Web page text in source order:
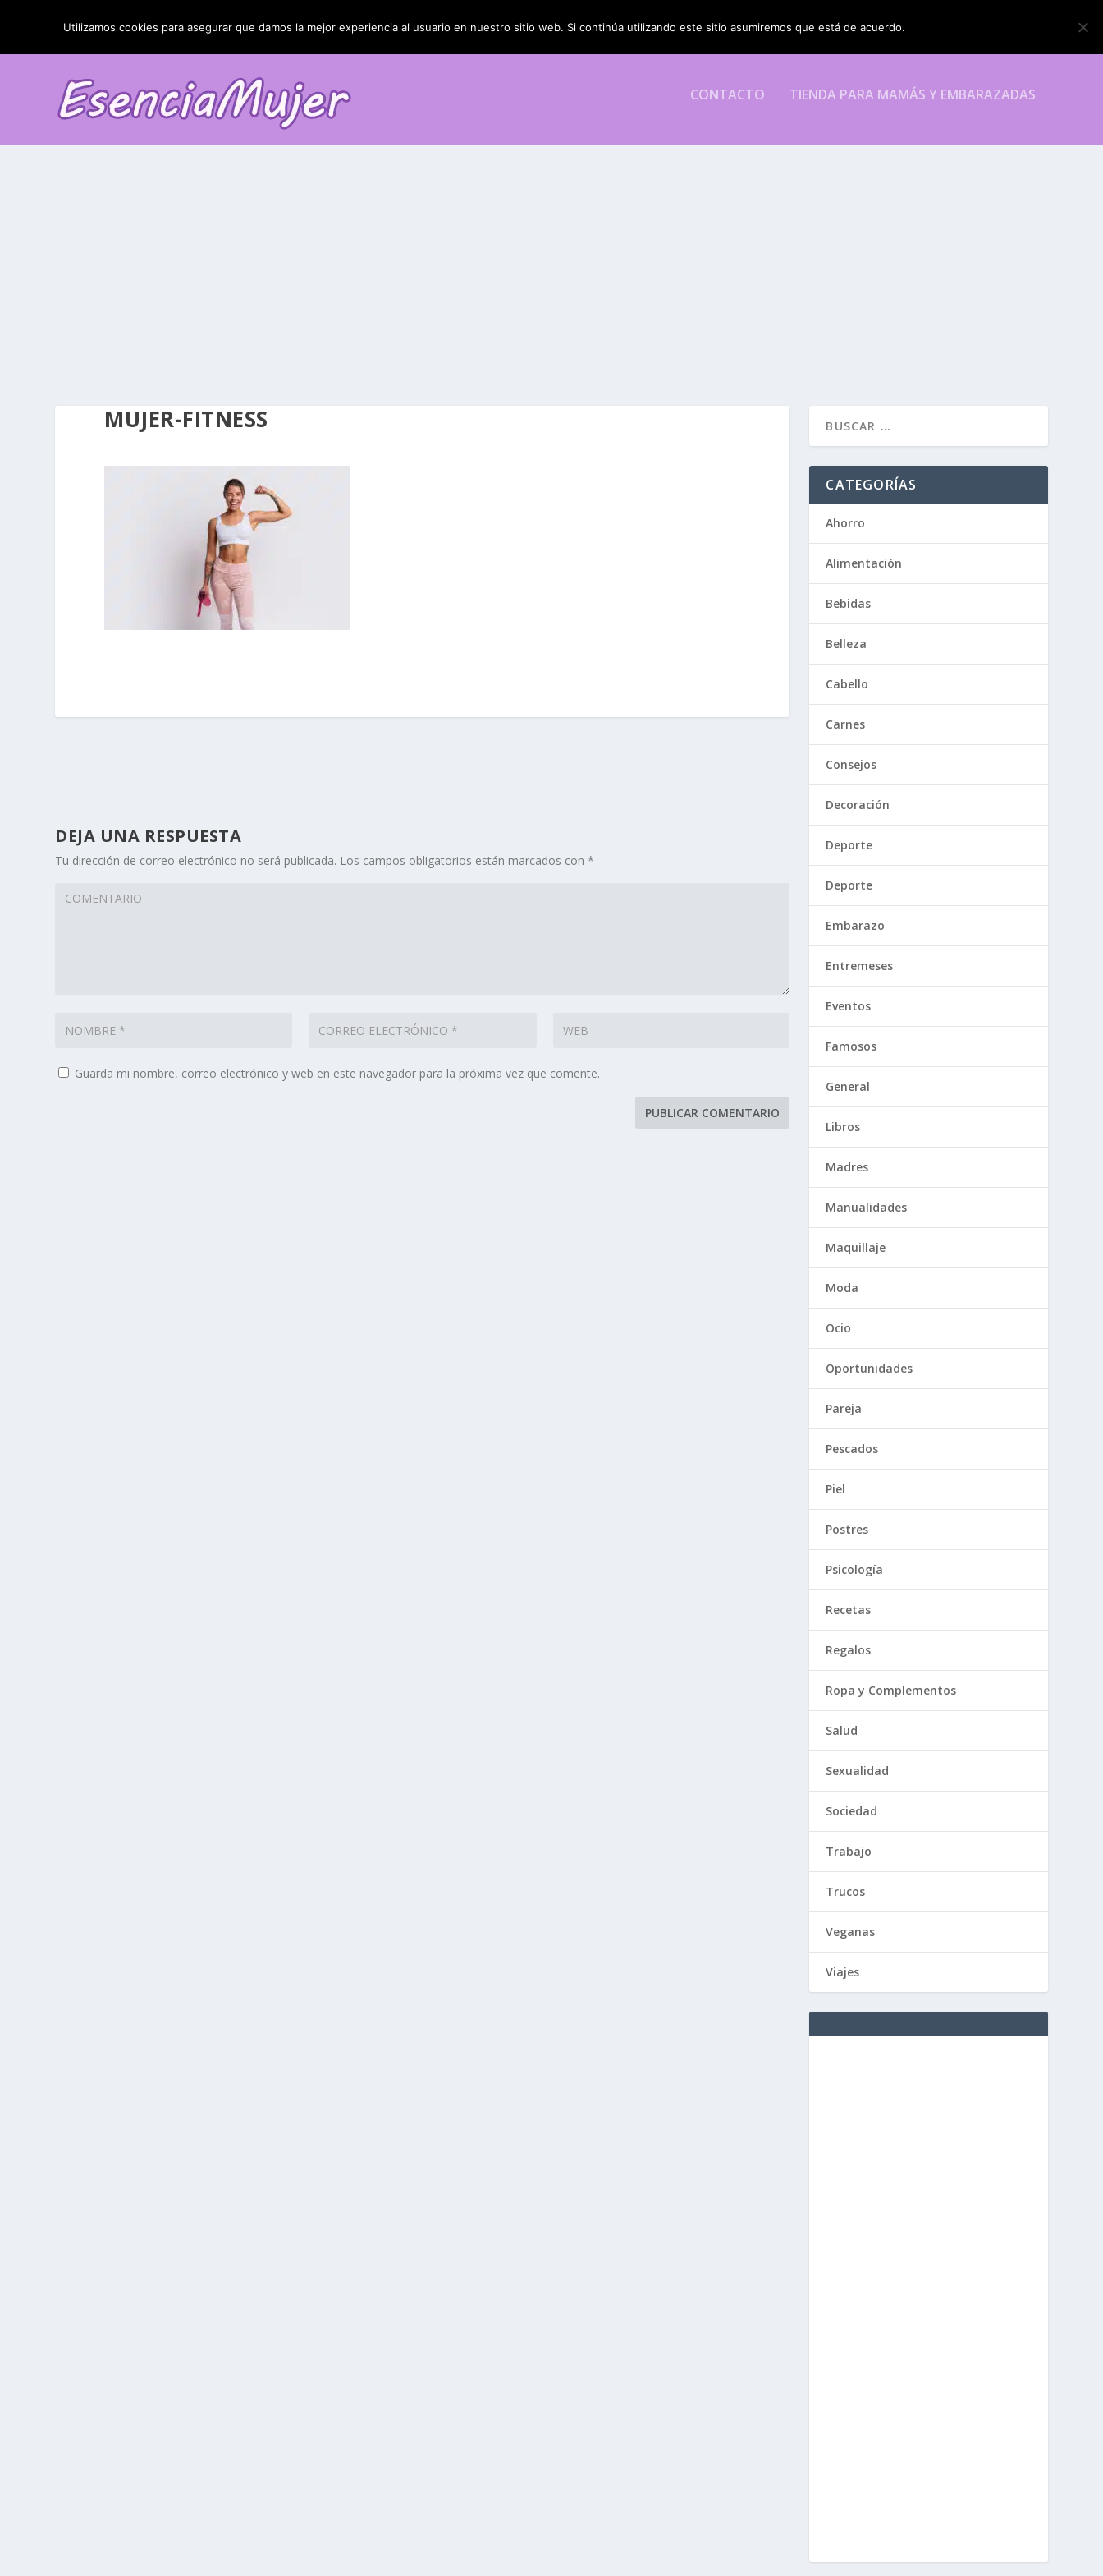
TENDENCIAS: La blefaroplastia y sus resultados
CONTACTO TIENDA PARA MAMÁS Y EMBARAZADAS
MUJER-FITNESS
DEJA UNA RESPUESTA
Tu dirección de correo electrónico no será publicada. Los campos obligatorios están marcados con*
Guarda mi nombre, correo electrónico y web en este navegador para la próxima vez que comente.
CATEGORÍAS
Ahorro
Alimentación
Bebidas
Belleza
Cabello
Carnes
Consejos
Decoración
Deporte
Deporte
Embarazo
Entremeses
Eventos
Famosos
General
Libros
Madres
Manualidades
Maquillaje
Moda
Ocio
Oportunidades
Pareja
Pescados
Piel
Postres
Psicología
Recetas
Regalos
Ropa y Complementos
Salud
Sexualidad
Sociedad
Trabajo
Trucos
Veganas
Viajes
Utilizamos cookies para asegurar que damos la mejor experiencia al usuario en nuestro sitio web. Si continúa utilizando este sitio asumiremos que está de acuerdo.